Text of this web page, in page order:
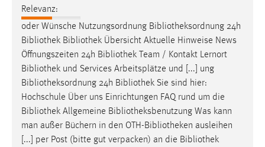
Relevanz:
oder Wünsche Nutzungsordnung Bibliotheksordnung 24h
Bibliothek Bibliothek Übersicht Aktuelle Hinweise News
Öffnungszeiten 24h Bibliothek Team / Kontakt Lernort
Bibliothek und Services Arbeitsplätze und [...] ung
Bibliotheksordnung 24h Bibliothek Sie sind hier:
Hochschule Über uns Einrichtungen FAQ rund um die
Bibliothek Allgemeine Bibliotheksbenutzung Was kann
man außer Büchern in den OTH-Bibliotheken ausleihen
[...] per Post (bitte gut verpacken) an die Bibliothek
Vimeo